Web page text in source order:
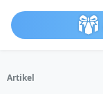
Artikel